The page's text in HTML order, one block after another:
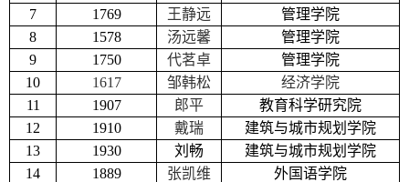
7 1769 王静远
管理学院
8
1578 汤远馨
管理学院
9
1750 代茗卓
管理学院
10
1617 邹韩松
经济学院
11
1907 郎平
教育科学研究院
12
1910 戴瑞
建筑与城市规划学院
13
1930 刘畅
建筑与城市规划学院
14
1889 张凯维
外国语学院